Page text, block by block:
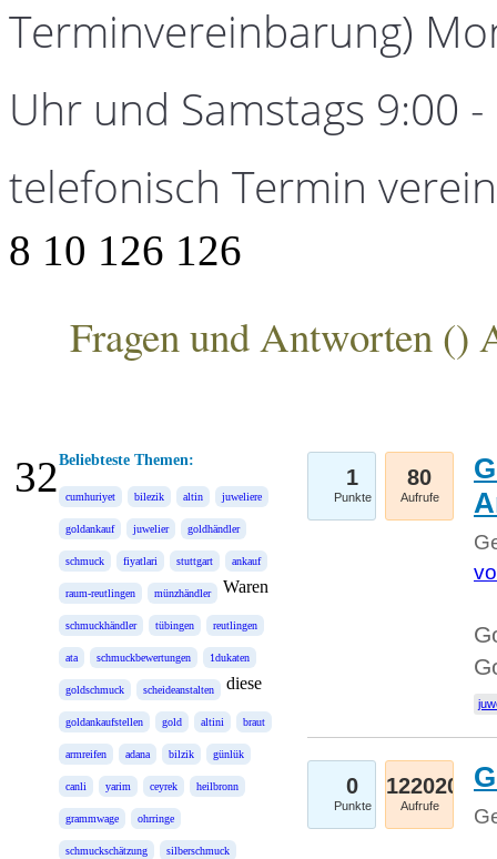
Terminvereinbarung)
Uhr und Samstags 9:00
telefonisch Termin
8 10 126 126
Fragen und Antworten ()
Beliebteste Themen:
cumhuriyet bilezik altin juweliere
goldankauf juwelier goldhändler
schmuck fiyatlari stuttgart ankauf
raum-reutlingen münzhändler
schmuckhändler tübingen reutlingen
ata schmuckbewertungen 1dukaten
goldschmuck scheideanstalten
goldankaufstellen gold altini braut
armreifen adana bilzik günlük
canli yarim ceyrek heilbronn
grammwage ohrringe
schmuckschätzung silberschmuck
Waren
diese
1
Punkte
80
Aufrufe
0
Punkte
122020
Aufrufe
32